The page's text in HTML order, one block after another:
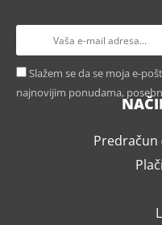
Slažem se da se moja e-
najnovijim ponudama,
Predračun